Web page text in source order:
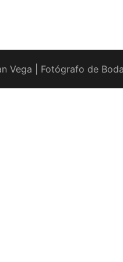
Vega | Fotógrafo de